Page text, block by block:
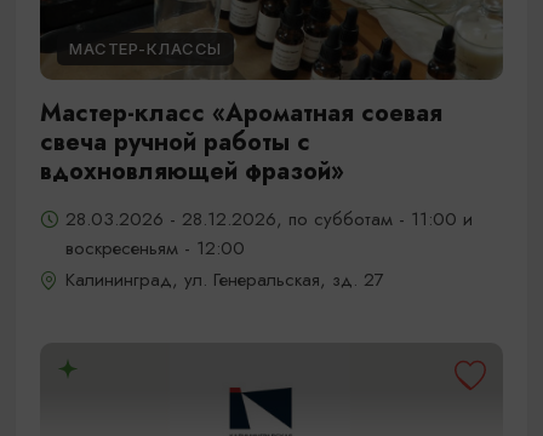
МАСТЕР-КЛАССЫ
Мастер-класс «Ароматная соевая
свеча ручной работы с
вдохновляющей фразой»
28.03.2026 - 28.12.2026, по субботам - 11:00 и
воскресеньям - 12:00
Калининград, ул. Генеральская, зд. 27